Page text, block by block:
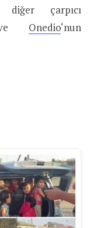
diğer çarpıcı
Onedio‘nun